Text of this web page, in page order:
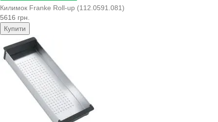
Килимок Franke Roll-up (112.0591.081)
5616 грн.
Купити